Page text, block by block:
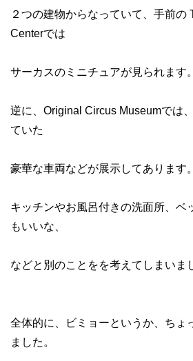
２つの建物からなっていて、手前の
Centerでは
サーカスのミニチュアが見られます。
逆に、Original Circus Museumでは
ていた
豪華な車両などが展示してあります。
キッチンやお風呂付きの洗面所、ベ
もいいな、
などと別のことをを考えてしまいま
全体的に、ビミョーというか、ちょ
ました。